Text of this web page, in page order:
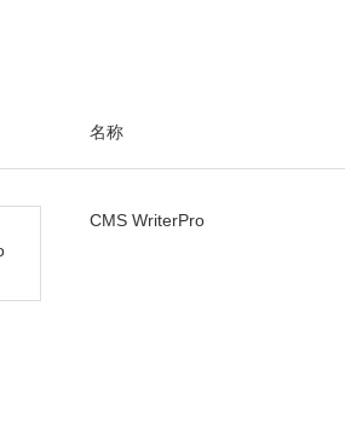
名称
CMS WriterPro